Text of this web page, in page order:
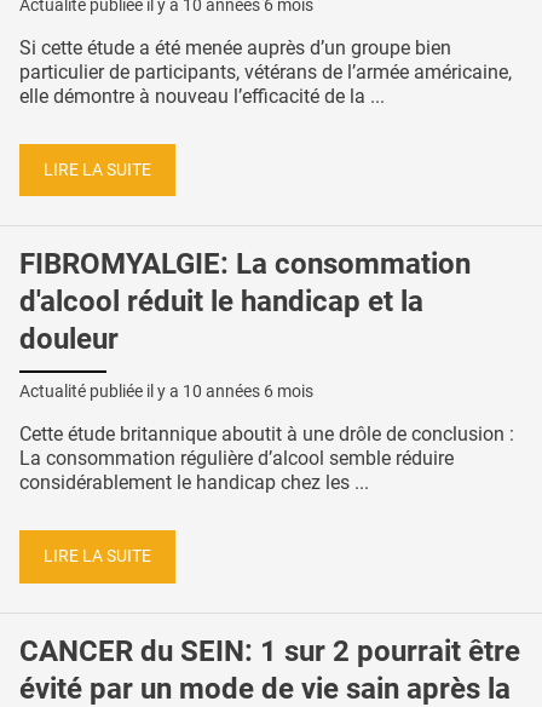
Actualité publiée il y a 10 années 6 mois
Si cette étude a été menée auprès d’un groupe bien
particulier de participants, vétérans de l’armée américaine,
elle démontre à nouveau l’efficacité de la ...
LIRE LA SUITE
FIBROMYALGIE: La consommation
d'alcool réduit le handicap et la
douleur
Actualité publiée il y a 10 années 6 mois
Cette étude britannique aboutit à une drôle de conclusion :
La consommation régulière d’alcool semble réduire
considérablement le handicap chez les ...
LIRE LA SUITE
CANCER du SEIN: 1 sur 2 pourrait être
évité par un mode de vie sain après la